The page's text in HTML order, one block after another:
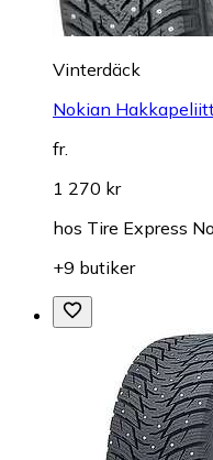
Vinterdäck
Nokian
fr.
1 270 kr
hos Tire Express
+9 butiker